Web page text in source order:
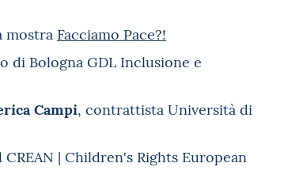
mostra Facciamo Pace?!
di Bologna GDL Inclusione e
Campi, contrattista Università di
| Children's Rights European